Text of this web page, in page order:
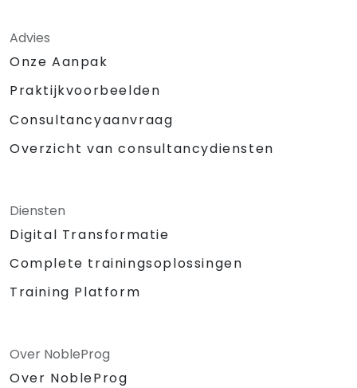
Advies
Onze Aanpak
Praktijkvoorbeelden
Consultancyaanvraag
Overzicht van consultancydiensten
Diensten
Digital Transformatie
Complete trainingsoplossingen
Training Platform
Over NobleProg
Over NobleProg